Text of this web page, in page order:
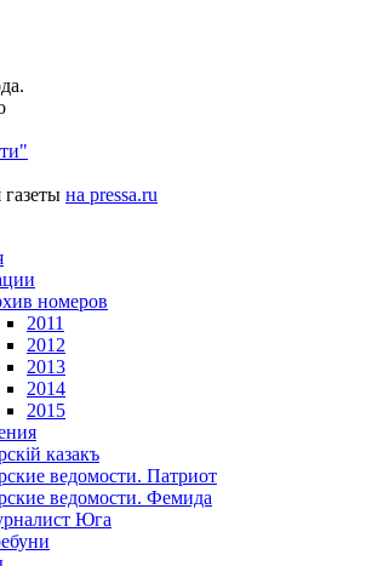
на pressa.ru
номеров
2011
2012
2013
2014
2015
казакъ
ведомости. Патриот
ведомости. Фемида
Юга